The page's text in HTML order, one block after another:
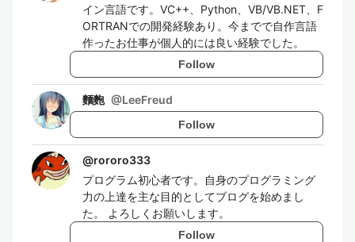
イン言語です。VC++、Python、VB/VB.NET、F
ORTRANでの開発経験あり。今までで自作言語
作ったお仕事が個人的には良い経験でした。
Follow
麵麭 @LeeFreud
Follow
@rororo333
プログラム初心者です。自身のプログラミング
力の上達を主な目的としてブログを始めまし
た。 よろしくお願いします。
Follow